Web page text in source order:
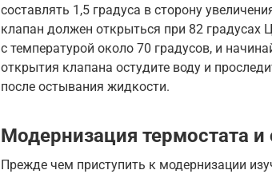
составлять 1,5 градуса в сторону
клапан должен открыться при 82 градусах
с температурой около 70 градусов, и
открытия клапана остудите воду и
после остывания жидкости.
Модернизация термостата
Прежде чем приступить к модернизации